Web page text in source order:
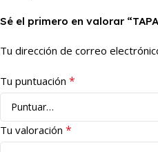
Sé el primero en valorar
Tu dirección de correo
Tu puntuación *
Tu valoración *